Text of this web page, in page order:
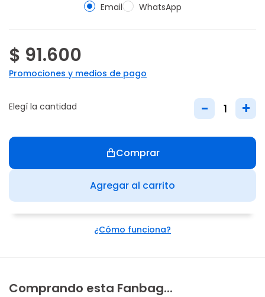
Email WhatsApp
$ 91.600
Promociones y medios de pago
Elegí la cantidad - +
Agregar al carrito
Comprar
¿Cómo funciona?
Comprando esta Fanbag...